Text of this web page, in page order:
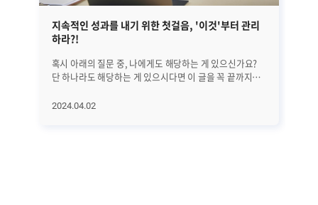
지속적인 성과를 내기 위한 첫걸음, '이것'부터 관리
하라?!
혹시 아래의 질문 중, 나에게도 해당하는 게 있으신가요?
단 하나라도 해당하는 게 있으시다면 이 글을 꼭 끝까지
의학적으로 밝혀낸 '지속적으로 성과를 만드는 방법'에
2024.04.02